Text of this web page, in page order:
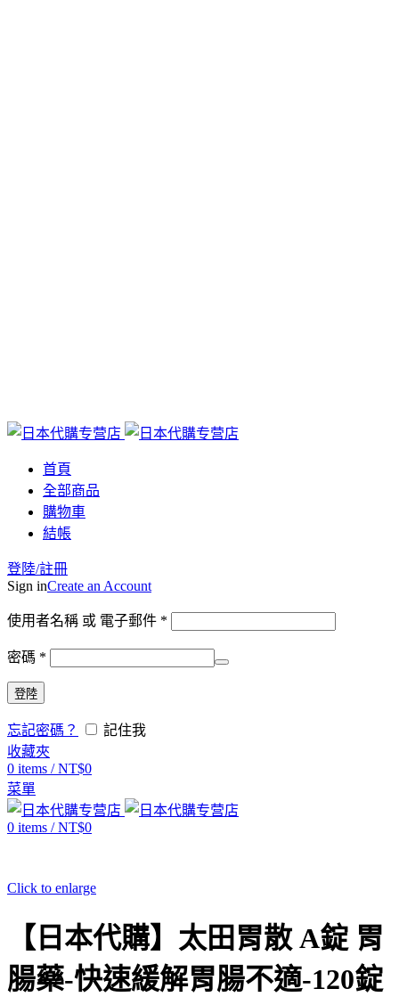
首頁
全部商品
購物車
結帳
登陸/註冊
Sign inCreate an Account
使用者名稱 或 電子郵件 *
密碼 *
登陸
忘記密碼？
記住我
收藏夾
0 items / NT$0
菜單
0 items / NT$0
Click to enlarge
【日本代購】太田胃散 A錠 胃
腸藥-快速緩解胃腸不適-120錠